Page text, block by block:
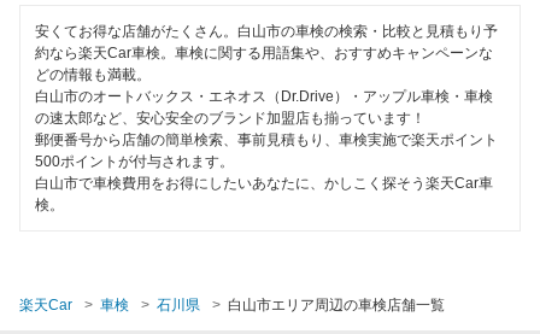
安くてお得な店舗がたくさん。白山市の車検の検索・比較と見積もり予
約なら楽天Car車検。車検に関する用語集や、おすすめキャンペーンな
どの情報も満載。
白山市のオートバックス・エネオス（Dr.Drive）・アップル車検・車検
の速太郎など、安心安全のブランド加盟店も揃っています！
郵便番号から店舗の簡単検索、事前見積もり、車検実施で楽天ポイント
500ポイントが付与されます。
白山市で車検費用をお得にしたいあなたに、かしこく探そう楽天Car車
検。
楽天Car 車検 石川県 白山市エリア周辺の車検店舗一覧